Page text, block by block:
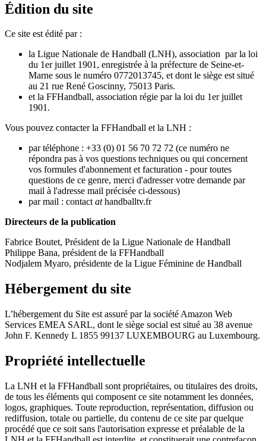
Édition du site
Ce site est édité par :
la Ligue Nationale de Handball (LNH), association par la loi
du 1er juillet 1901, enregistrée à la préfecture de Seine-et-
Marne sous le numéro 0772013745, et dont le siège est situé
au 21 rue René Goscinny, 75013 Paris.
et la FFHandball, association régie par la loi du 1er juillet
1901.
Vous pouvez contacter la FFHandball et la LNH :
par téléphone : +33 (0) 01 56 70 72 72 (ce numéro ne
répondra pas à vos questions techniques ou qui concernent
vos formules d'abonnement et facturation - pour toutes
questions de ce genre, merci d'adresser votre demande par
mail à l'adresse mail précisée ci-dessous)
par mail : contactathandballtv.fr
Directeurs de la publication
Fabrice Boutet, Président de la Ligue Nationale de Handball
Philippe Bana, président de la FFHandball
Nodjalem Myaro, présidente de la Ligue Féminine de Handball
Hébergement du site
L’hébergement du Site est assuré par la société Amazon Web
Services EMEA SARL, dont le siège social est situé au 38 avenue
John F. Kennedy L 1855 99137 LUXEMBOURG au Luxembourg.
Propriété intellectuelle
La LNH et la FFHandball sont propriétaires, ou titulaires des droits,
de tous les éléments qui composent ce site notamment les données,
logos, graphiques. Toute reproduction, représentation, diffusion ou
rediffusion, totale ou partielle, du contenu de ce site par quelque
procédé que ce soit sans l'autorisation expresse et préalable de la